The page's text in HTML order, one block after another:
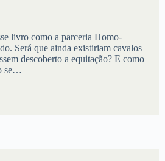
livro como a parceria Homo-
Será que ainda existiriam cavalos
descoberto a equitação? E como
se…